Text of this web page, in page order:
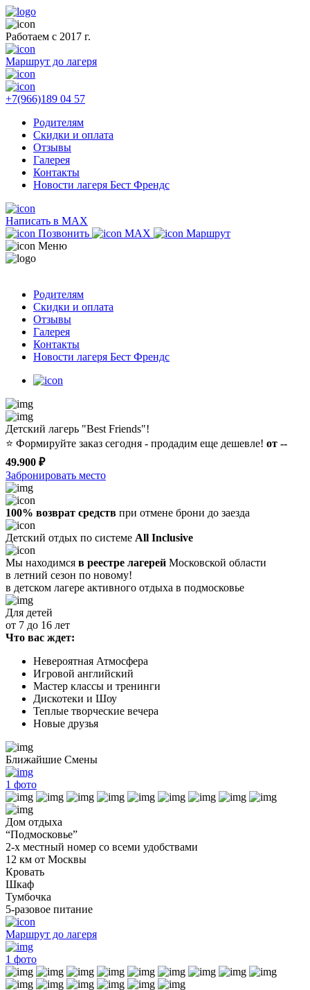
Работаем с 2017 г.
Маршрут до лагеря
+7(966)189 04 57
Родителям
Скидки и оплата
Отзывы
Галерея
Контакты
Новости лагеря Бест Френдс
Написать в MAX
Позвонить
MAX
Маршрут
Меню
Родителям
Скидки и оплата
Отзывы
Галерея
Контакты
Новости лагеря Бест Френдс
Детский лагерь "Best Friends"!
⭐️ Формируйте заказ сегодня - продадим еще дешевле! от --
49.900 ₽
Забронировать место
100% возврат средств при отмене брони до заезда
Детский отдых по системе All Inclusive
Мы находимся в реестре лагерей Московской области
в летний сезон по новому!
в детском лагере активного отдыха в подмосковье
Для детей
от 7 до 16 лет
Что вас ждет:
Невероятная Атмосфера
Игровой английский
Мастер классы и тренинги
Дискотеки и Шоу
Теплые творческие вечера
Новые друзья
Ближайшие Смены
1 фото
Дом отдыха
“Подмосковье”
2-х местный номер со всеми удобствами
12 км от Москвы
Кровать
Шкаф
Тумбочка
5-разовое питание
Маршрут до лагеря
1 фото